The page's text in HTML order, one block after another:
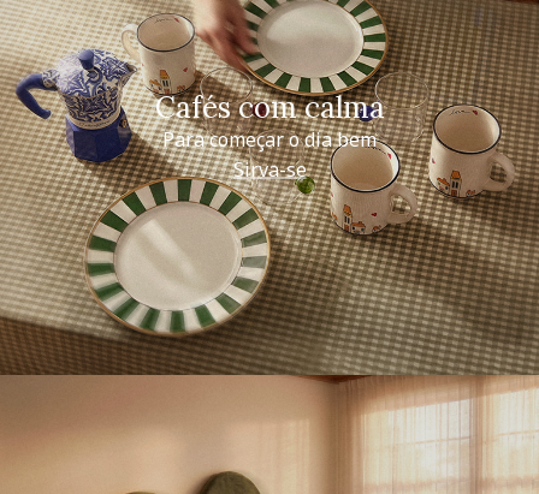
Cafés com calma
Para começar o dia bem
Sirva-se